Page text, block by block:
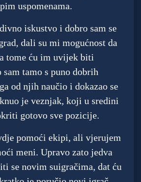
uspomenama.
iskustvo i dobro sam se
dali su mi mogućnost da
tome ću im uvijek biti
sam tamo s puno dobrih
od njih naučio i dokazao se
je veznjak, koji u sredini
gotovo sve pozicije.
pomoći ekipi, ali vjerujem
meni. Upravo zato jedva
se novim suigračima, dat ću